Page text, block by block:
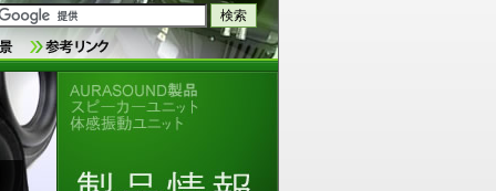
AURASOUND製品 スピーカーユニ